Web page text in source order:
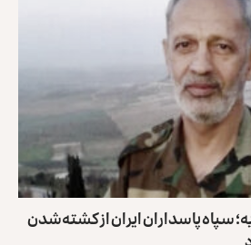
سپاه پاسداران ایران از کشته‌شدن